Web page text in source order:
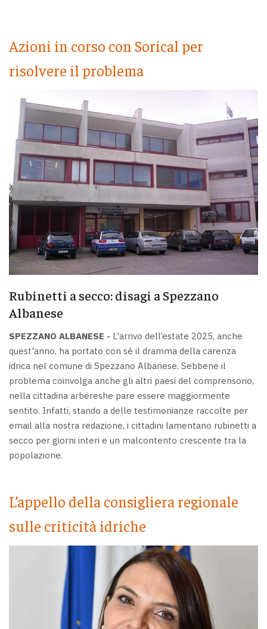
Azioni in corso con Sorical per
risolvere il problema
Rubinetti a secco: disagi a Spezzano
Albanese
SPEZZANO ALBANESE - L'arrivo dell’estate 2025, anche
quest'anno, ha portato con sé il dramma della carenza
idrica nel comune di Spezzano Albanese. Sebbene il
problema coinvolga anche gli altri paesi del comprensorio,
nella cittadina arbëreshe pare essere maggiormente
sentito. Infatti, stando a delle testimonianze raccolte per
email alla nostra redazione, i cittadini lamentano rubinetti a
secco per giorni interi e un malcontento crescente tra la
popolazione.
L’appello della consigliera regionale
sulle criticità idriche